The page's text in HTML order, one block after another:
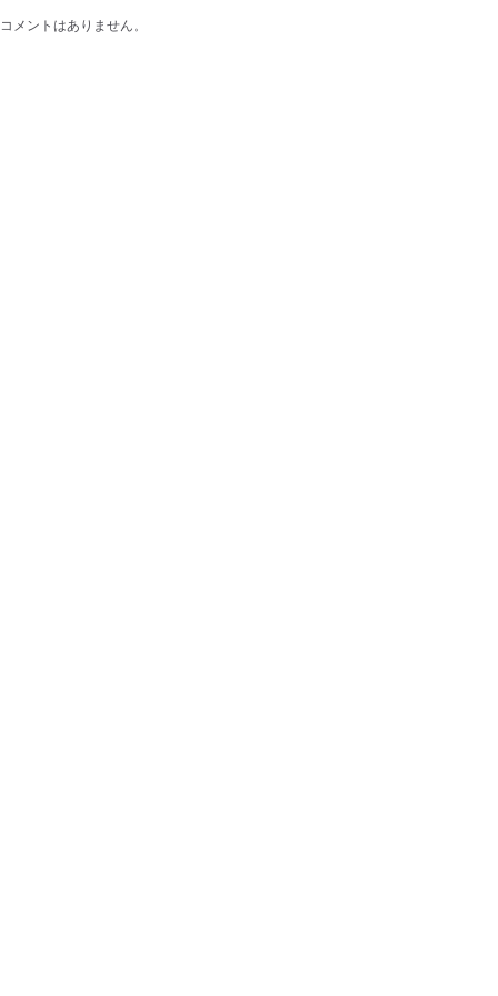
コメントはありません。